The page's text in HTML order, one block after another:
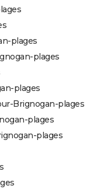
plages
plages
plages
Brignogan-plages
plages
plages